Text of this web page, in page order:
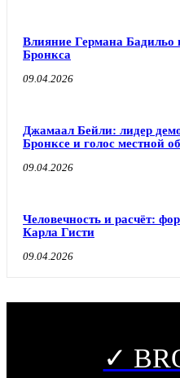
Влияние Германа Бадильо
Бронкса
09.04.2026
Джамаал Бейли: лидер
Бронксе и голос местной
09.04.2026
Человечность и расчёт:
Карла Гисти
09.04.2026
✓